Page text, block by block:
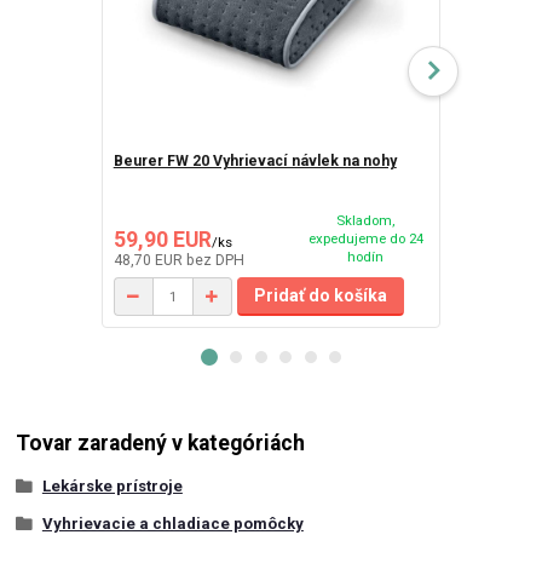
Beurer FW 20 Vyhrievací návlek na nohy
59,90 EUR/ks
48,70 EUR bez DPH
Skladom,
expedujeme do 24
hodín
Pridať do košíka
Tovar zaradený v kategóriách
Lekárske prístroje
Vyhrievacie a chladiace pomôcky